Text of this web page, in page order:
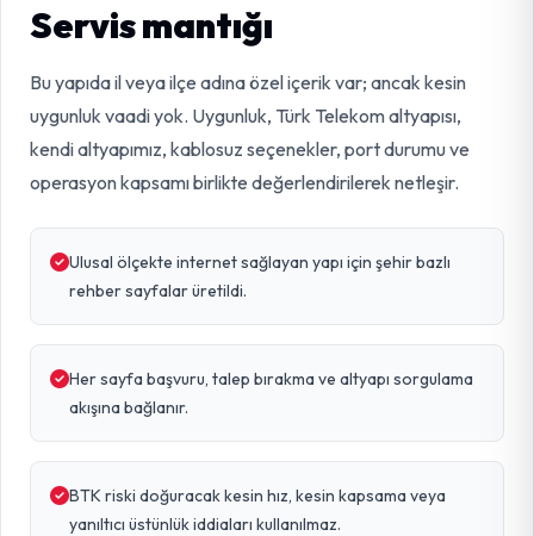
Servis mantığı
Bu yapıda il veya ilçe adına özel içerik var; ancak kesin
uygunluk vaadi yok. Uygunluk, Türk Telekom altyapısı,
kendi altyapımız, kablosuz seçenekler, port durumu ve
operasyon kapsamı birlikte değerlendirilerek netleşir.
Ulusal ölçekte internet sağlayan yapı için şehir bazlı
rehber sayfalar üretildi.
Her sayfa başvuru, talep bırakma ve altyapı sorgulama
akışına bağlanır.
BTK riski doğuracak kesin hız, kesin kapsama veya
yanıltıcı üstünlük iddiaları kullanılmaz.